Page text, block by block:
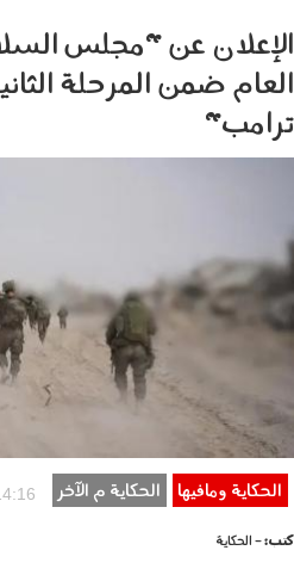
الإعلان عن "مجلس
العام ضمن المرحلة
ترامب"
الحكاية ومافيها الحكاية م الآخر
كتب:- الحكاية